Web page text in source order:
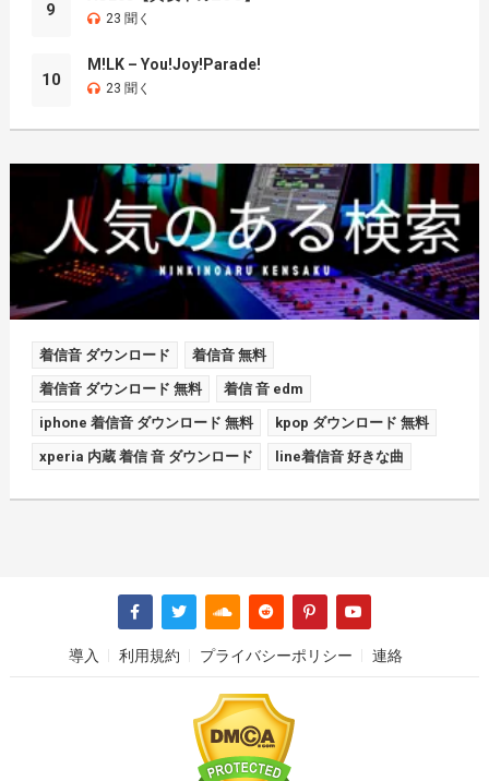
9 23 聞く
10
M!LK – You!Joy!Parade!
23 聞く
着信音 ダウンロード 着信音 無料
着信音 ダウンロード 無料 着信 音 edm
iphone 着信音 ダウンロード 無料 kpop ダウンロード 無料
xperia 内蔵 着信 音 ダウンロード line着信音 好きな曲
導入 利用規約 プライバシーポリシー 連絡